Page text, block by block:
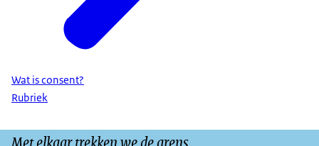
Wat is consent?
Rubriek